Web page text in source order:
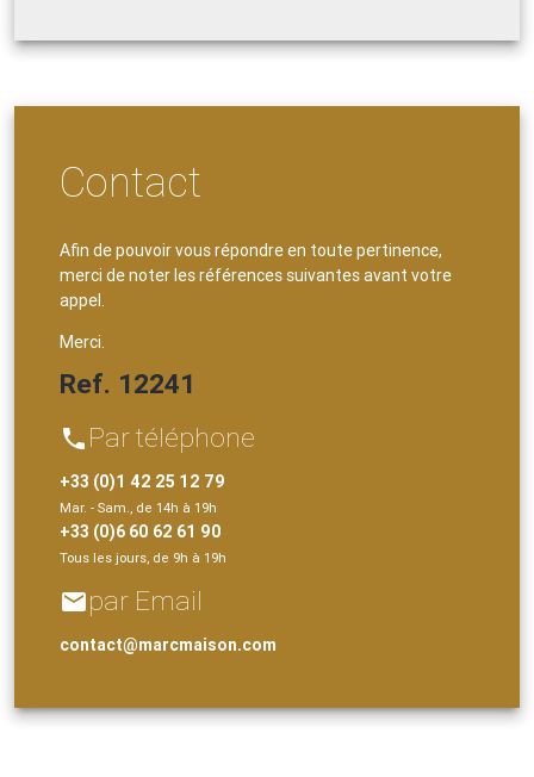
Contact
Afin de pouvoir vous répondre en toute pertinence,
merci de noter les références suivantes avant votre
appel.
Merci.
Ref. 12241
phone Par téléphone
+33 (0)1 42 25 12 79
Mar. - Sam., de 14h à 19h
+33 (0)6 60 62 61 90
Tous les jours, de 9h à 19h
emailpar Email
contact@marcmaison.com